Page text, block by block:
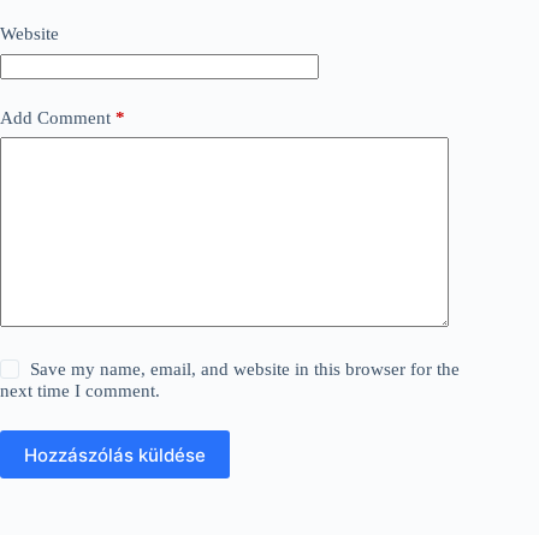
Website
Add Comment *
Save my name, email, and website in this browser for the
next time I comment.
Hozzászólás küldése